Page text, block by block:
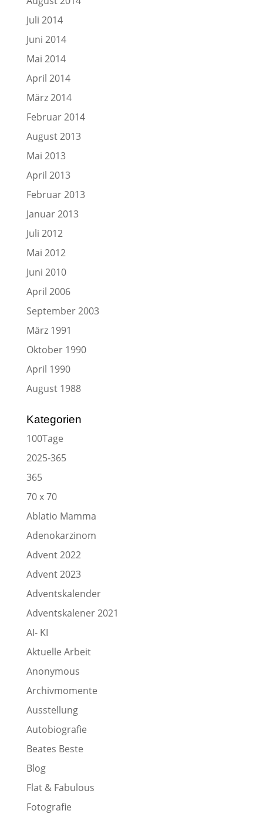
Juli 2014
Juni 2014
Mai 2014
April 2014
März 2014
Februar 2014
August 2013
Mai 2013
April 2013
Februar 2013
Januar 2013
Juli 2012
Mai 2012
Juni 2010
April 2006
September 2003
März 1991
Oktober 1990
April 1990
August 1988
Kategorien
100Tage
2025-365
365
70 x 70
Ablatio Mamma
Adenokarzinom
Advent 2022
Advent 2023
Adventskalender
Adventskalener 2021
AI- KI
Aktuelle Arbeit
Anonymous
Archivmomente
Ausstellung
Autobiografie
Beates Beste
Blog
Flat & Fabulous
Fotografie